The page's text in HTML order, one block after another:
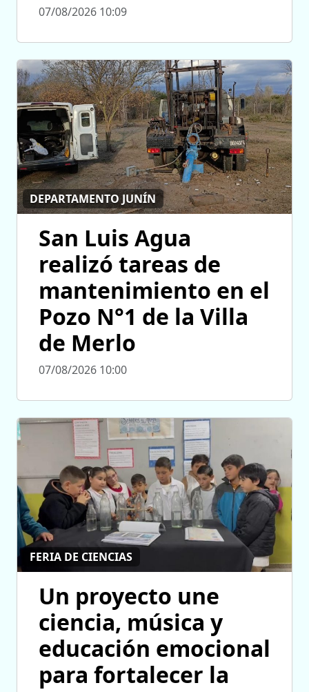
07/08/2026 10:09
DEPARTAMENTO JUNÍN
San Luis Agua
realizó tareas de
mantenimiento en el
Pozo N°1 de la Villa
de Merlo
07/08/2026 10:00
FERIA DE CIENCIAS
Un proyecto une
ciencia, música y
educación emocional
para fortalecer la